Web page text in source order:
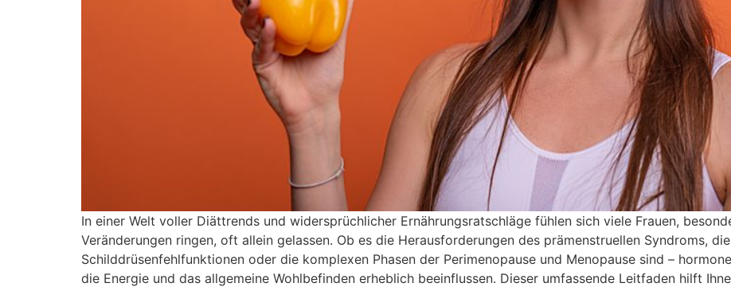
In einer Welt voller Diättrends und widersprüchlicher Ernährungsratschläge fühlen sich viele Frauen,
Veränderungen ringen, oft allein gelassen. Ob es die Herausforderungen des prämenstruellen Syndroms,
Schilddrüsenfehlfunktionen oder die komplexen Phasen der Perimenopause und Menopause sind –
die Energie und das allgemeine Wohlbefinden erheblich beeinflussen. Dieser umfassende Leitfaden hilft